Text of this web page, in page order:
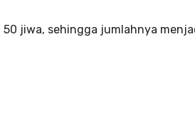
jiwa, sehingga jumlahnya